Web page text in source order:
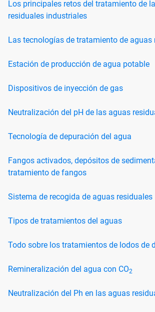
Los principales retos del tratamiento de
residuales industriales
Las tecnologías de tratamiento de aguas
Estación de producción de agua potable
Dispositivos de inyección de gas
Neutralización del pH de las aguas
Tecnología de depuración del agua
Fangos activados, depósitos de
tratamiento de fangos
Sistema de recogida de aguas residuales
Tipos de tratamientos del aguas
Todo sobre los tratamientos de lodos de
Remineralización del agua con CO2
Neutralización del Ph en las aguas